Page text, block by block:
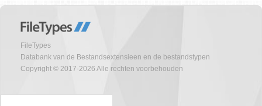
FileTypes
Databank van de Bestandsextensieen en de bestandstypen
Copyright © 2017-2026 Alle rechten voorbehouden